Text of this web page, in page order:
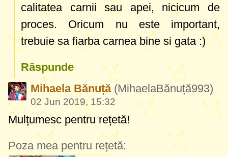
calitatea carnii sau apei, nicicum de
proces. Oricum nu este important,
trebuie sa fiarba carnea bine si gata :)
Răspunde
Mihaela Bănuță (MihaelaBănuță993)
02 Jun 2019, 15:32
Mulțumesc pentru rețetă!
Poza mea pentru rețetă: